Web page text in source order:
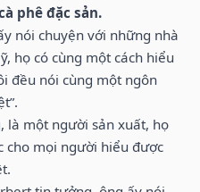
phê đặc sản.
nói chuyện với những nhà
họ có cùng một cách hiểu
đều nói cùng một ngôn
là một người sản xuất, họ
cho mọi người hiểu được